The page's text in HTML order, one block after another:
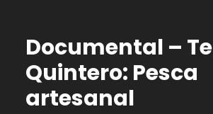
Documental – Te
Quintero: Pesca
artesanal